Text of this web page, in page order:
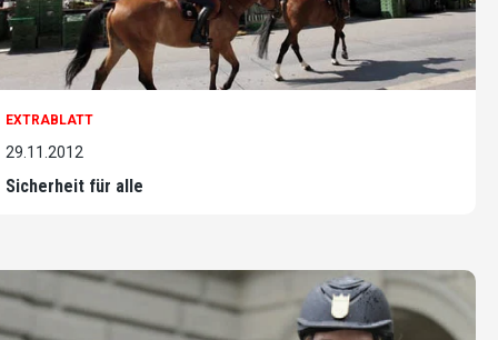
EXTRABLATT
29.11.2012
Sicherheit für alle